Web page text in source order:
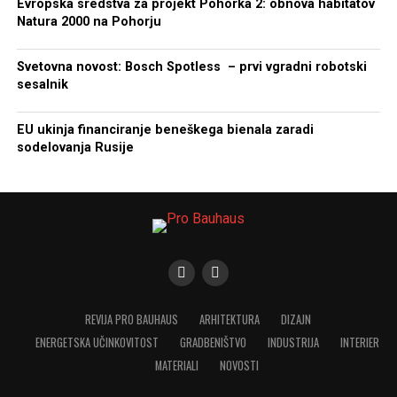
Evropska sredstva za projekt Pohorka 2: obnova habitatov
Natura 2000 na Pohorju
Svetovna novost: Bosch Spotless – prvi vgradni robotski
sesalnik
EU ukinja financiranje beneškega bienala zaradi
sodelovanja Rusije
REVIJA PRO BAUHAUS ARHITEKTURA
DIZAJN
ENERGETSKA UČINKOVITOST
GRADBENIŠTVO INDUSTRIJA
INTERIER
MATERIALI
NOVOSTI